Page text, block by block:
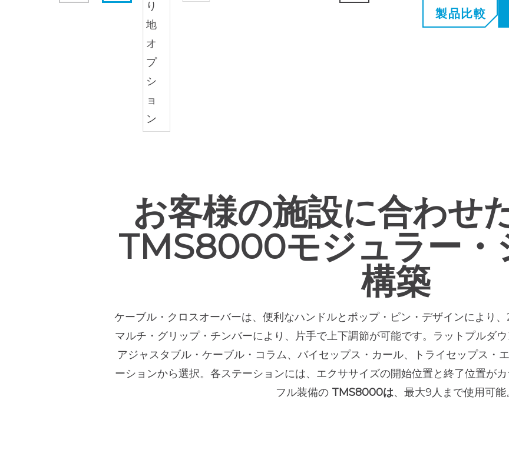
製品比較
お客様の施設に合わせ
TMS8000モジュラー・
構築
ケーブル・クロスオーバーは、便利なハンドルとポップ・ピン・デザインにより、
マルチ・グリップ・チンバーにより、片手で上下調節が可能です。ラットプルダ
アジャスタブル・ケーブル・コラム、バイセップス・カール、トライセップス・
ーションから選択。各ステーションには、エクササイズの開始位置と終了位置が
フル装備のTMS8000は、最大9人まで使用可能